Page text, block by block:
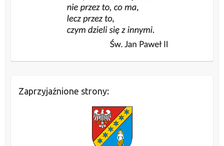
Zaprzyjaźnione strony: